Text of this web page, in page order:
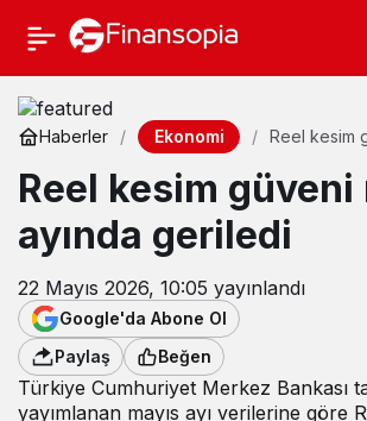
Haberler Ekonomi
Reel kesim
Reel kesim güveni
ayında geriledi
22 Mayıs 2026, 10:05 yayınlandı
Google'da Abone Ol
Paylaş
Beğen
Türkiye Cumhuriyet Merkez Bankası
yayımlanan mayıs ayı verilerine göre